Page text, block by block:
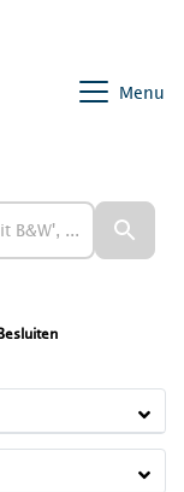
Menu